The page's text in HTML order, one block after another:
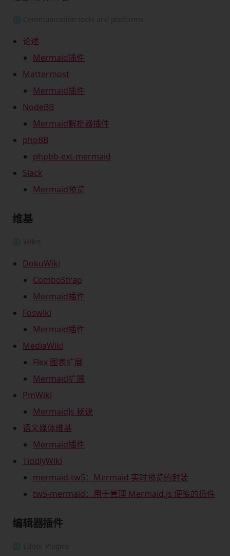
🌐 Communication tools and platforms
论述
Mermaid插件
Mattermost
Mermaid插件
NodeBB
Mermaid解析器插件
phpBB
phpbb-ext-mermaid
Slack
Mermaid预览
维基
🌐 Wikis
DokuWiki
ComboStrap
Mermaid插件
Foswiki
Mermaid插件
MediaWiki
Flex 图表扩展
Mermaid扩展
PmWiki
MermaidJs 秘诀
语义媒体维基
Mermaid插件
TiddlyWiki
mermaid-tw5：Mermaid 实时预览的封装
tw5-mermaid：用于管理 Mermaid.js 便笺的插件
编辑器插件
🌐 Editor Plugins